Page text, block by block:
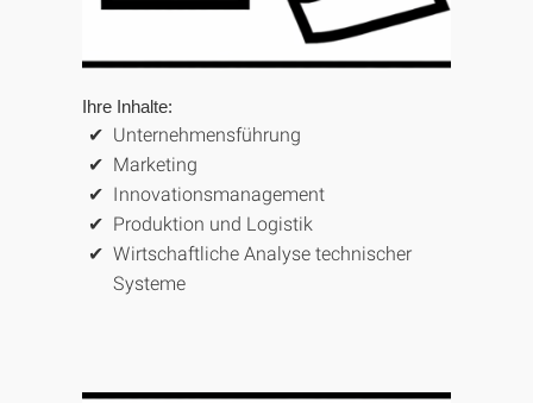
Ihre Inhalte:
Unternehmensführung
Marketing
Innovationsmanagement
Produktion und Logistik
Wirtschaftliche Analyse technischer
Systeme